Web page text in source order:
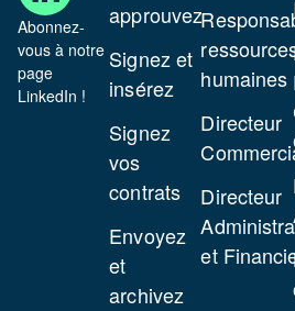
Abonnez-
vous à notre
page
LinkedIn !
approuvez
Signez et
insérez
Signez
vos
contrats
Envoyez
et
archivez
humaines
Directeur
Directeur
et